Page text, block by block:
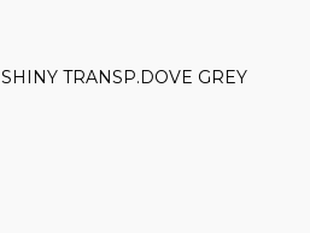
SHINY TRANSP.DOVE GREY